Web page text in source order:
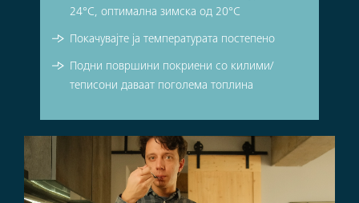
24°C, оптимална зимска од 20°C
Покачувајте ја температурата постепено
Подни површини покриени со килими/
теписони даваат поголема топлина